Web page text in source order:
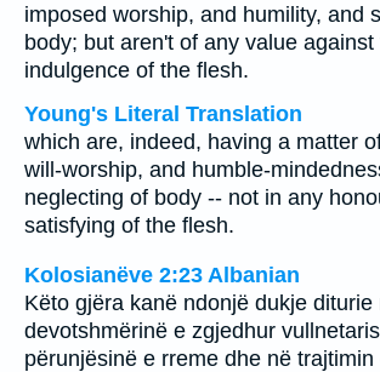
imposed worship, and humility, and
body; but aren't of any value against
indulgence of the flesh.
Young's Literal Translation
which are, indeed, having a matter
will-worship, and humble-
neglecting of body -- not in any
satisfying of the flesh.
Kolosianëve 2:23 Albanian
Këto gjëra kanë ndonjë dukje diturie
devotshmërinë e zgjedhur
përunjësinë e rreme dhe në